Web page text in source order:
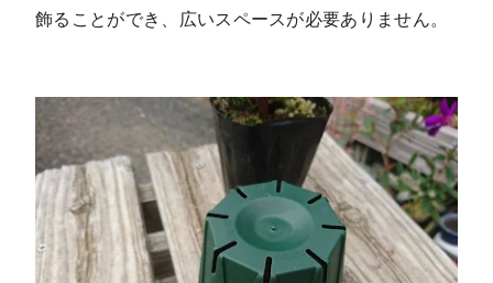
飾ることができ、広いスペースが必要ありません。